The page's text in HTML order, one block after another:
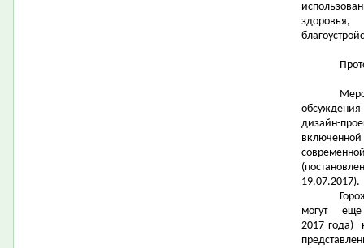
дизайн-
19.07.2017).
могут
2017 года)